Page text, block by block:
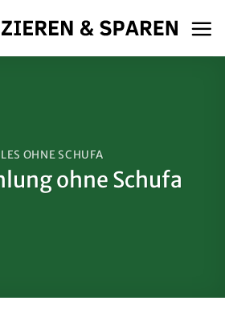
OHNE SCHUFA
ohne Schufa